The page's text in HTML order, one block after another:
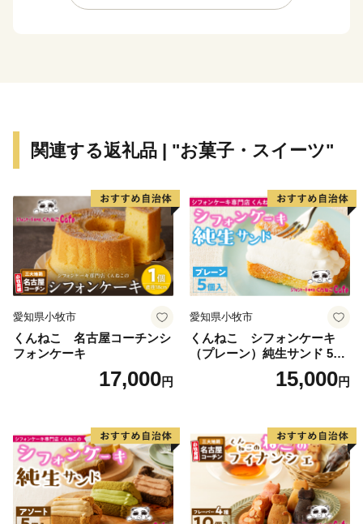
木曽川沿いの扶桑緑地公園では、ゆったりとした時間の
をまちづくりの視点として、子どもから高齢者まで「み
《免疫ケアで健康習慣を推進するまち》
扶桑町では住民の皆様の健康づくりを応援するため、
「免疫ケア」の啓発に取り組んでいます。
2024年11月には、小学生の親子を対象とした免疫特別
Snow Manの【目黒 蓮】さんが実際に扶桑町を訪れ、子
ども達と一緒に免疫特別授業を初めて受講されました。
まちづくりを推進していきます。
みなさま方のあたたかいご支援をお待ちしております。
関連する返礼品 | "お菓子・スイーツ"
愛知県小牧市
くんねこ 名古屋コーチンシ
フォンケーキ
17,000円
愛知県小牧市
くんねこ シフォンケーキ
（プレーン）純生サンド 5個
15,000円